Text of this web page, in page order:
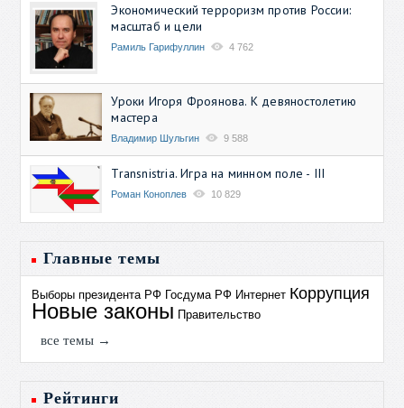
Экономический терроризм против России:
масштаб и цели
Рамиль Гарифуллин 4 762
Уроки Игоря Фроянова. К девяностолетию
мастера
Владимир Шульгин 9 588
Transnistria. Игра на минном поле - III
Роман Коноплев 10 829
Главные темы
Выборы президента РФ Госдума РФ Интернет Коррупция
Новые законы Правительство
все темы →
Рейтинги